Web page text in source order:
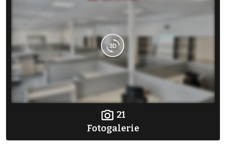
21
Fotogalerie